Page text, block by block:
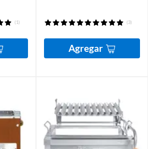
(1) (3)
Agregar